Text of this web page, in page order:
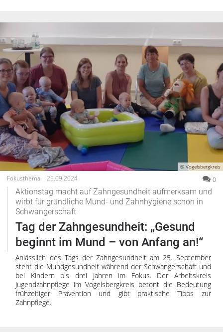
© Vogelsbergkreis
Fokusthema 25.09.2024 0
Aktionstag macht auf Zahngesundheit aufmerksam und
wirbt für gründliche Mund- und Zahnhygiene schon in
Schwangerschaft
Tag der Zahngesundheit: „Gesund
beginnt im Mund – von Anfang an!“
Anlässlich des Tags der Zahngesundheit am 25. September
steht die Mundgesundheit während der Schwangerschaft und
bei Kindern bis drei Jahren im Fokus. Der Arbeitskreis
Jugendzahnpflege im Vogelsbergkreis betont die Bedeutung
frühzeitiger Prävention und gibt praktische Tipps zur
Zahnpflege.